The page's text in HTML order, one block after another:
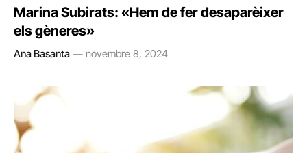
Marina Subirats: «Hem de fer desaparèixer
els gèneres»
Ana Basanta novembre 8, 2024